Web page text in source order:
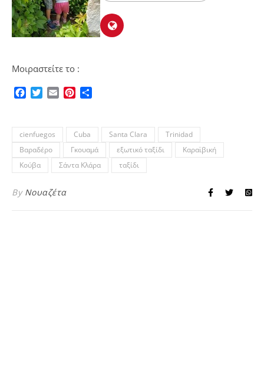
Μοιραστείτε το :
Facebook
TwitterEmailPinterest
cienfuegos Cuba Santa Clara
Trinidad
Βαραδέρο
Γκουαμά εξωτικό ταξίδι
Καραϊβική
Κούβα
Σάντα Κλάρα ταξίδι
By Νουαζέτα